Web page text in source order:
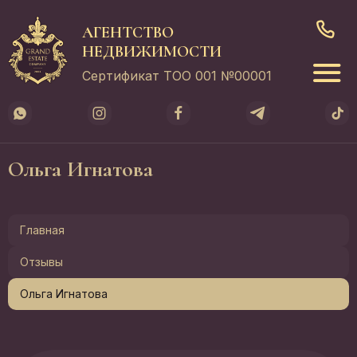
АГЕНТСТВО
НЕДВИЖИМОСТИ
Сертификат ТОО 001 №00001
Ольга Игнатова
Главная
Отзывы
Ольга Игнатова